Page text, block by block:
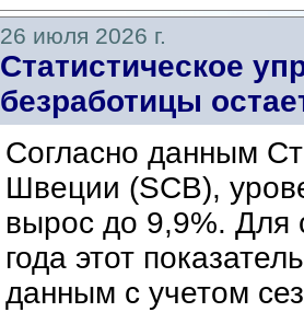
26 июля 2026 г.
Статистическое
безработицы
Согласно данным
Швеции (SCB),
вырос до 9,9%. Для
года этот
данным с учетом